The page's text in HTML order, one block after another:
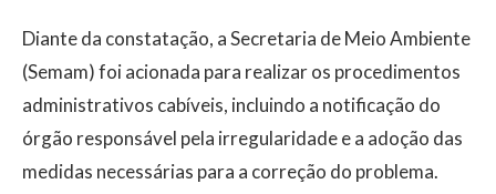
Diante da constatação, a Secretaria de Meio Ambiente
(Semam) foi acionada para realizar os procedimentos
administrativos cabíveis, incluindo a notificação do
órgão responsável pela irregularidade e a adoção das
medidas necessárias para a correção do problema.